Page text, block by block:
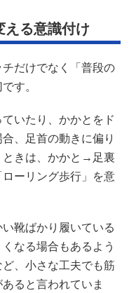
える意識付け
だけでなく「普段の
す。
いたり、かかとをド
、足首の動きに偏り
ときは、かかと→足裏
ーリング歩行」を意
靴ばかり履いている
なる場合もあるよう
、小さな工夫でも筋
ると言われていま